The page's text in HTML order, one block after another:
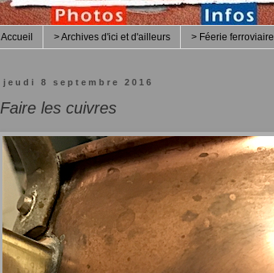
Accueil > Archives d'ici et d'ailleurs > Féerie ferroviaire
jeudi 8 septembre 2016
Faire les cuivres